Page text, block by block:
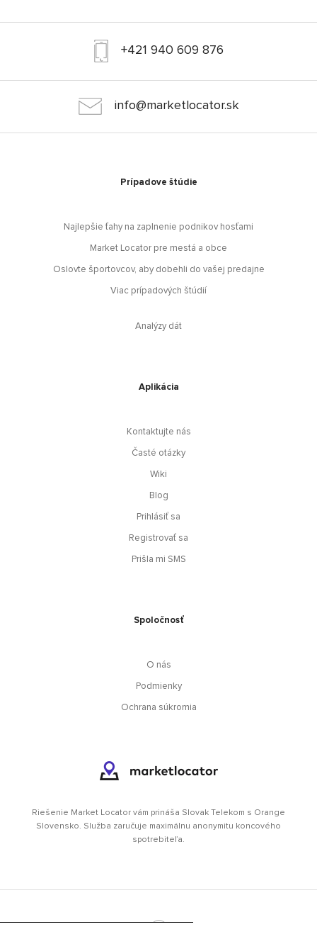
+421 940 609 876
info@marketlocator.sk
Prípadove štúdie
Najlepšie ťahy na zaplnenie podnikov hosťami
Market Locator pre mestá a obce
Oslovte športovcov, aby dobehli do vašej predajne
Viac prípadových štúdií
Analýzy dát
Aplikácia
Kontaktujte nás
Časté otázky
Wiki
Blog
Prihlásiť sa
Registrovať sa
Prišla mi SMS
Spoločnosť
O nás
Podmienky
Ochrana súkromia
Riešenie Market Locator vám prináša Slovak Telekom s Orange
Slovensko. Služba zaručuje maximálnu anonymitu koncového
spotrebiteľa.